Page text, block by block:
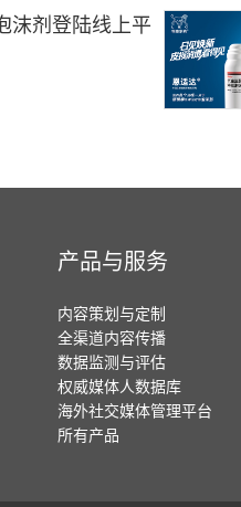
沫剂登陆线上平
产品与服务
内容策划与定制
全渠道内容传播
数据监测与评估
权威媒体人数据库
海外社交媒体管理平台
所有产品